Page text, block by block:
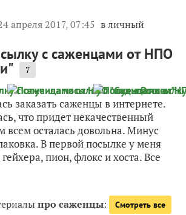
апреля 2017, 07:45 в личный
с саженцами от НПО
7
заказать саженцы в интернете.
что придет некачественный
всем осталась довольна. Минус
В первой посылке у меня
пион, флокс и хоста. Все
про саженцы: Смотреть все